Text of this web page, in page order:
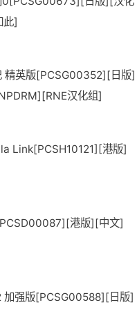
此]
精英版[PCSG00352][日版]
汉化组]
Link[PCSH10121][港版]
港版][中文]
强版[PCSG00588][日版]